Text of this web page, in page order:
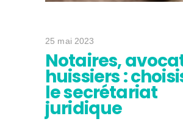
25 mai 2023
Notaires,
huissiers :
le secrétariat
juridique